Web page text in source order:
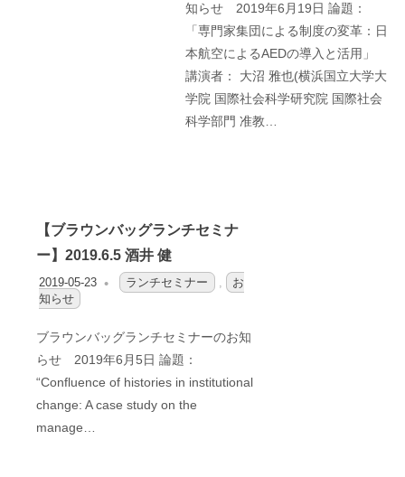
知らせ 2019年6月19日 論題：
「専門家集団による制度の変革：日
本航空によるAEDの導入と活用」
講演者： 大沼 雅也(横浜国立大学大
学院 国際社会科学研究院 国際社会
科学部門 准教…
【ブラウンバッグランチセミナ
ー】2019.6.5 酒井 健
2019-05-23 OFO2_TESTIIR
ランチセミナー
お
知らせ
ブラウンバッグランチセミナーのお知
らせ 2019年6月5日 論題：
“Confluence of histories in institutional
change: A case study on the
manage…